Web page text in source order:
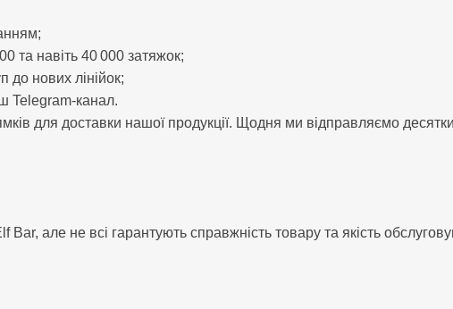
та навіть 40 000 затяжок;
нових лінійок;
Telegram-канал.
для доставки нашої продукції. Щодня ми відправляємо
Bar, але не всі гарантують справжність товару та якість